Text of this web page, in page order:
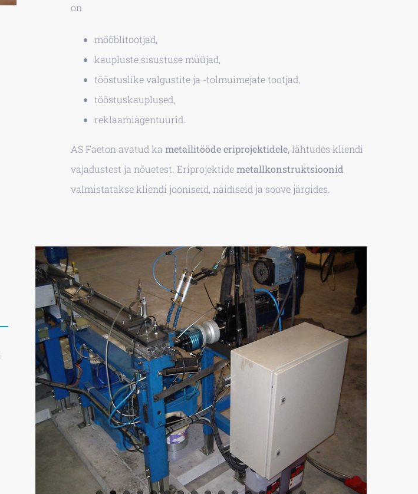
on
mööblitootjad,
kaupluste sisustuse müüjad,
tööstuslike valgustite ja -tolmuimejate tootjad,
tööstuskauplused,
reklaamiagentuurid.
AS Faeton avatud kametallitööde eriprojektidele,lähtudes kliendi
vajadustest ja nõuetest. Eriprojektidemetallkonstruktsioonid
valmistatakse kliendi jooniseid, näidiseid ja soove järgides.